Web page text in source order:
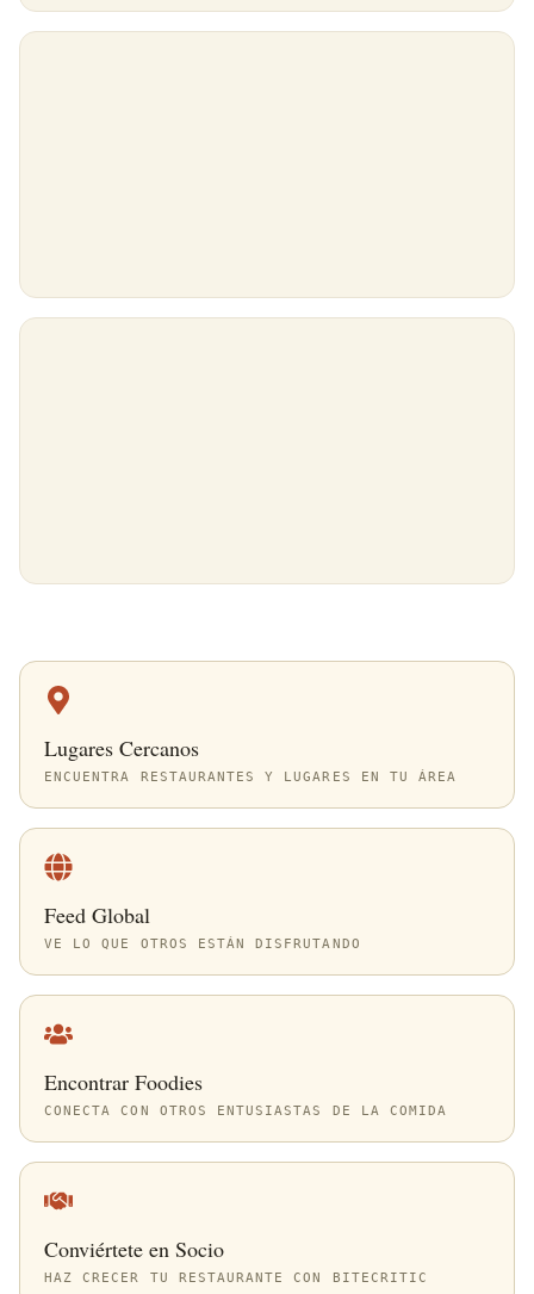
Lugares Cercanos
ENCUENTRA RESTAURANTES Y LUGARES EN TU ÁREA
Feed Global
VE LO QUE OTROS ESTÁN DISFRUTANDO
Encontrar Foodies
CONECTA CON OTROS ENTUSIASTAS DE LA COMIDA
Conviértete en Socio
HAZ CRECER TU RESTAURANTE CON BITECRITIC